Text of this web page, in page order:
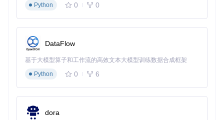
Python
0 0
DataFlow
基于大模型算子和工作流的高效文本大模型训练数据合成框架
Python
0 6
dora